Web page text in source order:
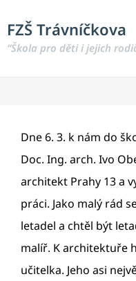
FZŠ Trávníčkova
“Škola pro děti i jejich
Dne 6. 3. k nám do
Doc. Ing. arch. Ivo
architekt Prahy 13 a
práci. Jako malý rád
letadel a chtěl být
malíř. K architektuře
učitelka. Jeho asi